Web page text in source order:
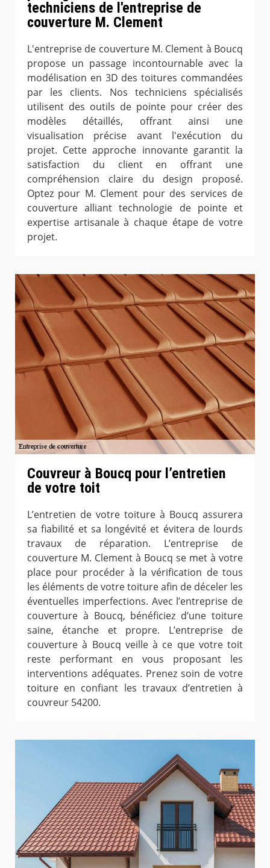
techniciens de l'entreprise de
couverture M. Clement
L'entreprise de couverture M. Clement à Boucq
propose un passage incontournable avec la
modélisation en 3D des toitures commandées
par les clients. Nos techniciens spécialisés
utilisent des outils de pointe pour créer des
modèles détaillés, offrant ainsi une
visualisation précise avant l'exécution du
projet. Cette approche innovante garantit la
satisfaction du client en offrant une
compréhension claire du design proposé.
Optez pour M. Clement pour des services de
couverture alliant technologie de pointe et
expertise artisanale à chaque étape de votre
projet.
Couvreur à Boucq pour l’entretien
de votre toit
L’entretien de votre toiture à Boucq assurera
sa fiabilité et sa longévité et évitera de lourds
travaux de réparation. L’entreprise de
couverture M. Clement à Boucq se met à votre
place pour procéder à la vérification de tous
les éléments de votre toiture afin de déceler les
éventuelles imperfections. Avec l’entreprise de
couverture à Boucq, bénéficiez d’une toiture
saine, étanche et propre. L’entreprise de
couverture à Boucq veille à ce que votre toit
reste performant en vous proposant les
interventions adéquates. Prenez soin de votre
toiture en confiant les travaux d’entretien à
couvreur 54200.